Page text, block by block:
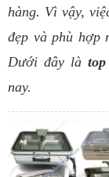
hàng. Vì vậy,
đẹp và phù hợp
Dưới đây làtop
nay.